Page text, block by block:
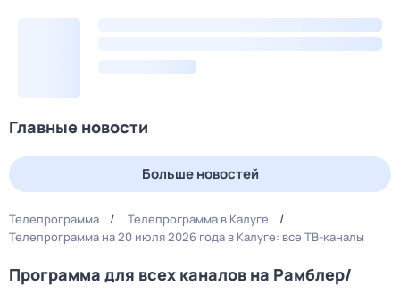
Главные новости
Больше новостей
Телепрограмма
Телепрограмма в Калуге
Телепрограмма на 20 июля 2026 года в Калуге: все ТВ-каналы
Программа для всех каналов на Рамблер/